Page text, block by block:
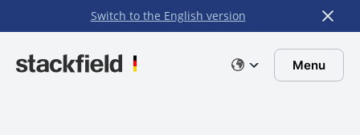
Zu Hauptinhalt springen
Switch to the English version
Menu